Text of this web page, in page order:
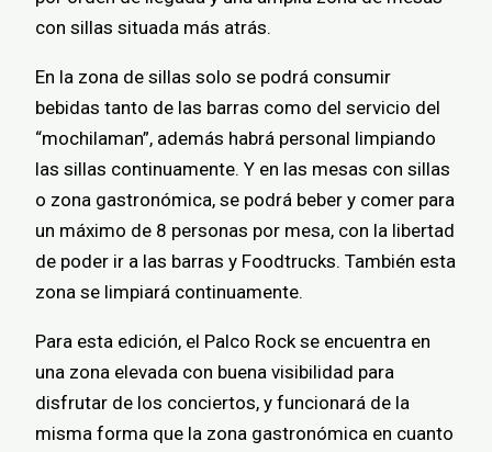
con sillas situada más atrás.
En la zona de sillas solo se podrá consumir
bebidas tanto de las barras como del servicio del
“mochilaman”, además habrá personal limpiando
las sillas continuamente. Y en las mesas con sillas
o zona gastronómica, se podrá beber y comer para
un máximo de 8 personas por mesa, con la libertad
de poder ir a las barras y Foodtrucks. También esta
zona se limpiará continuamente.
Para esta edición, el Palco Rock se encuentra en
una zona elevada con buena visibilidad para
disfrutar de los conciertos, y funcionará de la
misma forma que la zona gastronómica en cuanto